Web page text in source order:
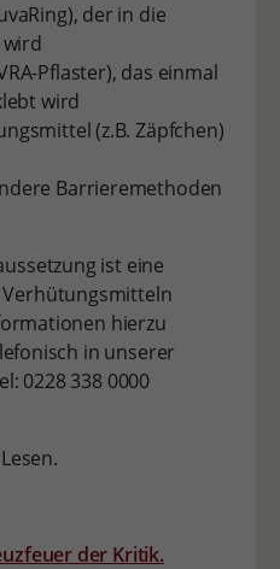
der in die
Pflaster), das einmal
wird
(z.B. Zäpfchen)
Barrieremethoden
ist eine
hierzu
in unserer
0228 338 0000
der Kritik.